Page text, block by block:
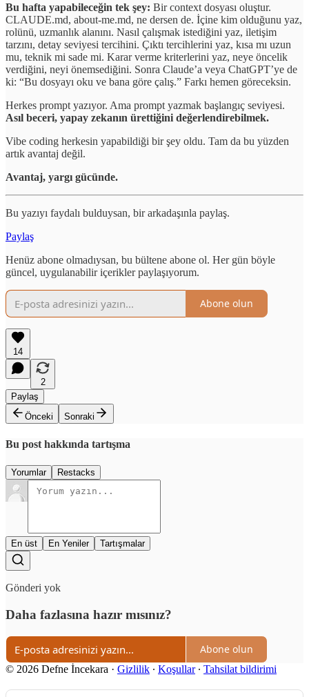
Bu hafta yapabileceğin tek şey: Bir context dosyası oluştur.
CLAUDE.md, about-me.md, ne dersen de. İçine kim olduğunu yaz,
rolünü, uzmanlık alanını. Nasıl çalışmak istediğini yaz, iletişim
tarzını, detay seviyesi tercihini. Çıktı tercihlerini yaz, kısa mı uzun
mu, teknik mi sade mi. Karar verme kriterlerini yaz, neye öncelik
verdiğini, neyi önemsediğini. Sonra Claude’a veya ChatGPT’ye de
ki: “Bu dosyayı oku ve bana göre çalış.” Farkı hemen göreceksin.
Herkes prompt yazıyor. Ama prompt yazmak başlangıç seviyesi.
Asıl beceri, yapay zekanın ürettiğini değerlendirebilmek.
Vibe coding herkesin yapabildiği bir şey oldu. Tam da bu yüzden
artık avantaj değil.
Avantaj, yargı gücünde.
Bu yazıyı faydalı bulduysan, bir arkadaşınla paylaş.
Paylaş
Henüz abone olmadıysan, bu bültene abone ol. Her gün böyle
güncel, uygulanabilir içerikler paylaşıyorum.
Abone olun
14
2
Paylaş
Önceki
Sonraki
Bu post hakkında tartışma
Yorumlar Restacks
En üst En Yeniler Tartışmalar
Gönderi yok
Daha fazlasına hazır mısınız?
Abone olun
© 2026 Defne İncekara · Gizlilik ∙ Koşullar∙ Tahsilat bildirimi